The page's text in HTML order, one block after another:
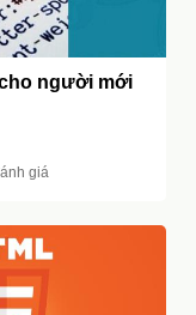
người mới
giá